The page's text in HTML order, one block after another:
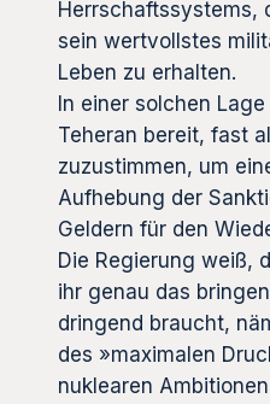
Herrschaftssystems,
sein wertvollstes
Leben zu erhalten.
In einer solchen
Teheran bereit, fast
zuzustimmen, um
Aufhebung der
Geldern für den
Die Regierung weiß,
ihr genau das
dringend braucht,
des »maximalen
nuklearen